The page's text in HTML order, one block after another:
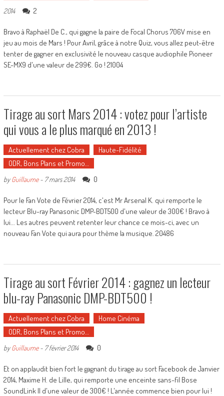
2014
2
Bravo à Raphaël De C., qui gagne la paire de Focal Chorus 706V mise en
jeu au mois de Mars ! Pour Avril, grâce à notre Quiz, vous allez peut-être
tenter de gagner en exclusivité le nouveau casque audiophile Pioneer
SE-MX9 d'une valeur de 299€. Go ! 21004
Tirage au sort Mars 2014 : votez pour l’artiste
qui vous a le plus marqué en 2013 !
Actuellement chez Cobra
Haute-Fidélité
ODR, Bons Plans et Promo…
byGuillaume- 7 mars 2014 0
Pour le Fan Vote de Février 2014, c'est Mr Arsenal K. qui remporte le
lecteur Blu-ray Panasonic DMP-BDT500 d'une valeur de 300€ ! Bravo à
lui... Les autres peuvent retenter leur chance ce mois-ci, avec un
nouveau Fan Vote qui aura pour thème la musique. 20486
Tirage au sort Février 2014 : gagnez un lecteur
blu-ray Panasonic DMP-BDT500 !
Actuellement chez Cobra
Home Cinéma
ODR, Bons Plans et Promo…
byGuillaume- 7 février 2014 0
Et on applaudit bien fort le gagnant du tirage au sort Facebook de Janvier
2014, Maxime H. de Lille, qui remporte une enceinte sans-fil Bose
SoundLink II d'une valeur de 300€ ! L'année commence bien pour lui !